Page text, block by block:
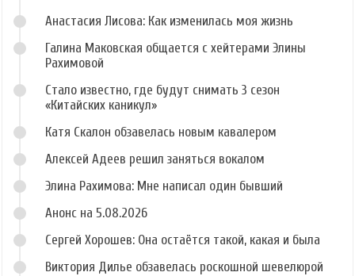
Анастасия Лисова: Как изменилась моя жизнь
Галина Маковская общается с хейтерами Элины
Рахимовой
Стало известно, где будут снимать 3 сезон
«Китайских каникул»
Катя Скалон обзавелась новым кавалером
Алексей Адеев решил заняться вокалом
Элина Рахимова: Мне написал один бывший
Анонс на 5.08.2026
Сергей Хорошев: Она остаётся такой, какая и была
Виктория Дилье обзавелась роскошной шевелюрой